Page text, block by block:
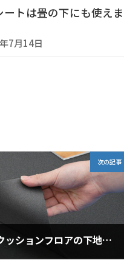
ートは畳の下にも使えま
7月14日
次の記事
床デコシートをクッションフロアの下地として